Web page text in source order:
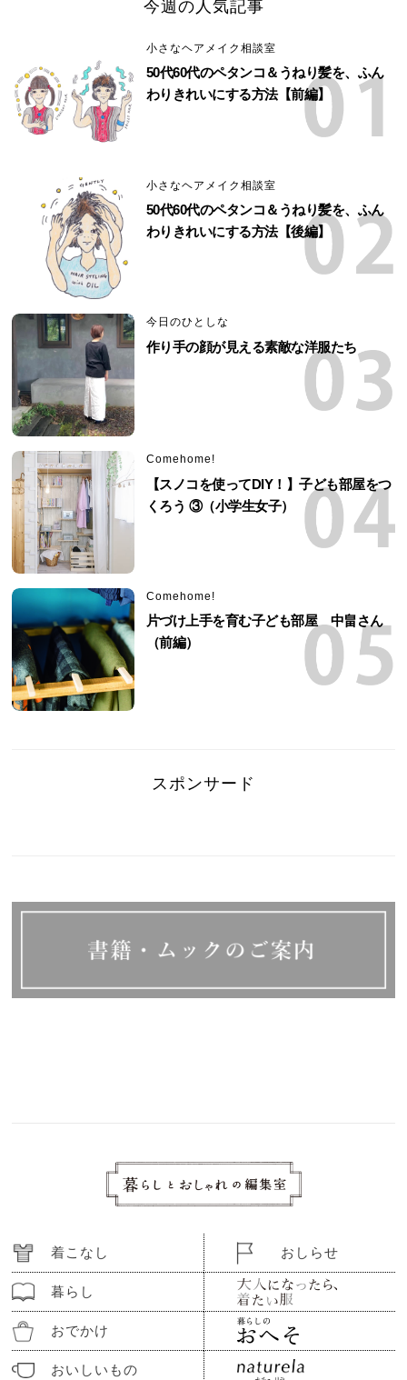
今週の人気記事
小さなヘアメイク相談室
50代60代のペタンコ＆うねり髪を、ふん
わりきれいにする方法【前編】
小さなヘアメイク相談室
50代60代のペタンコ＆うねり髪を、ふん
わりきれいにする方法【後編】
今日のひとしな
作り手の顔が見える素敵な洋服たち
Comehome!
【スノコを使ってDIY！】子ども部屋をつ
くろう ③（小学生女子）
Comehome!
片づけ上手を育む子ども部屋 中畠さん
（前編）
スポンサード
着こなし
暮らし
おでかけ
おいしいもの
おしらせ